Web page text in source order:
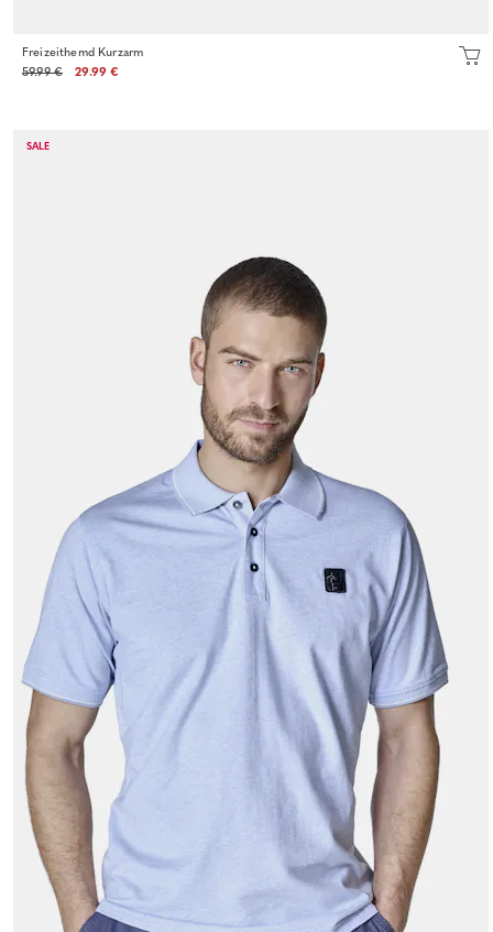
Freizeithemd Kurzarm
59.99 €
29.99 €
SALE